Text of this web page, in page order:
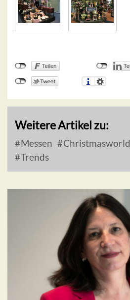
Weitere Artikel zu:
Messen Christmasworld
Trends